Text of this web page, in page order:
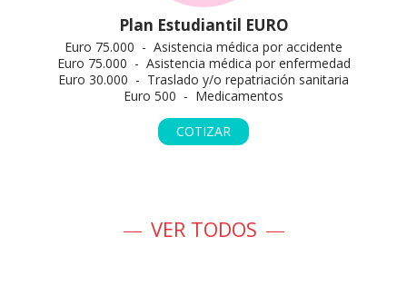
Plan Estudiantil EURO
Euro 75.000 - Asistencia médica por accidente
Euro 75.000 - Asistencia médica por enfermedad
Euro 30.000 - Traslado y/o repatriación sanitaria
Euro 500 - Medicamentos
COTIZAR
VER TODOS